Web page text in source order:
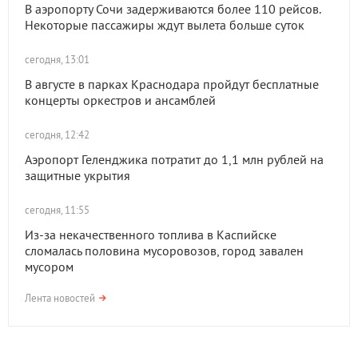
В аэропорту Сочи задерживаются более 110 рейсов.
Некоторые пассажиры ждут вылета больше суток
сегодня, 13:01
В августе в парках Краснодара пройдут бесплатные
концерты оркестров и ансамблей
сегодня, 12:42
Аэропорт Геленджика потратит до 1,1 млн рублей на
защитные укрытия
сегодня, 11:55
Из-за некачественного топлива в Каспийске
сломалась половина мусоровозов, город завален
мусором
Лента новостей